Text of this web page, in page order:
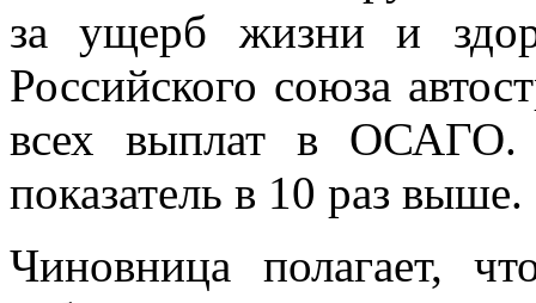
за ущерб жизни и
Российского союза
всех выплат в ОСАГО.
показатель в 10 раз выше.
Чиновница полагает,